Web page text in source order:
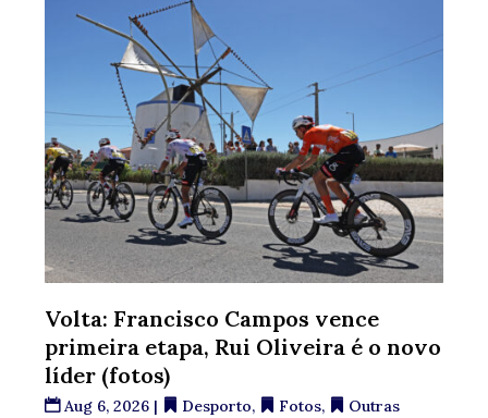
Volta: Francisco Campos vence
primeira etapa, Rui Oliveira é o novo
líder (fotos)
Aug 6, 2026 | Desporto, Fotos,
Outras